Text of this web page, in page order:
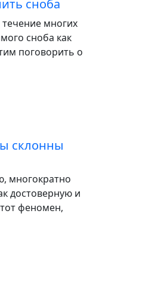
сноба
многих
сноба как
поговорить о
склонны
многократно
достоверную и
феномен,